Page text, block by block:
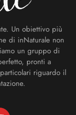
Un obiettivo più
di inNaturale non
un gruppo di
pronti a
riguardo il